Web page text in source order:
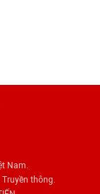
Nam.
thông.